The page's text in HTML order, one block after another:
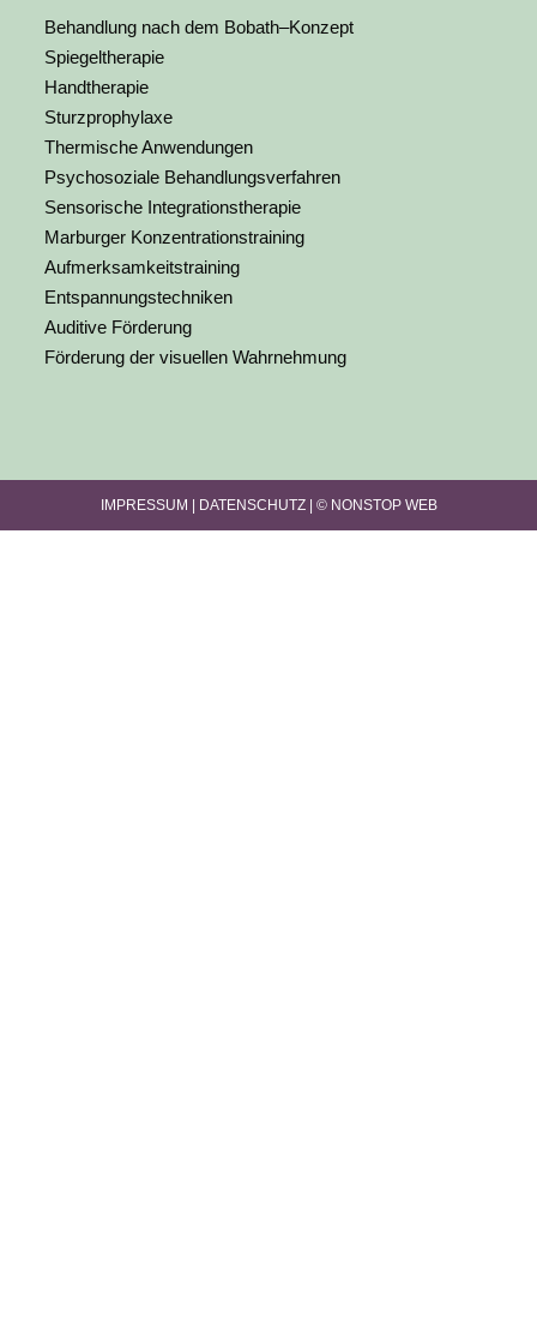
Behandlung nach dem Bobath–Konzept
Spiegeltherapie
Handtherapie
Sturzprophylaxe
Thermische Anwendungen
Psychosoziale Behandlungsverfahren
Sensorische Integrationstherapie
Marburger Konzentrationstraining
Aufmerksamkeitstraining
Entspannungstechniken
Auditive Förderung
Förderung der visuellen Wahrnehmung
IMPRESSUM | DATENSCHUTZ | © NONSTOP WEB